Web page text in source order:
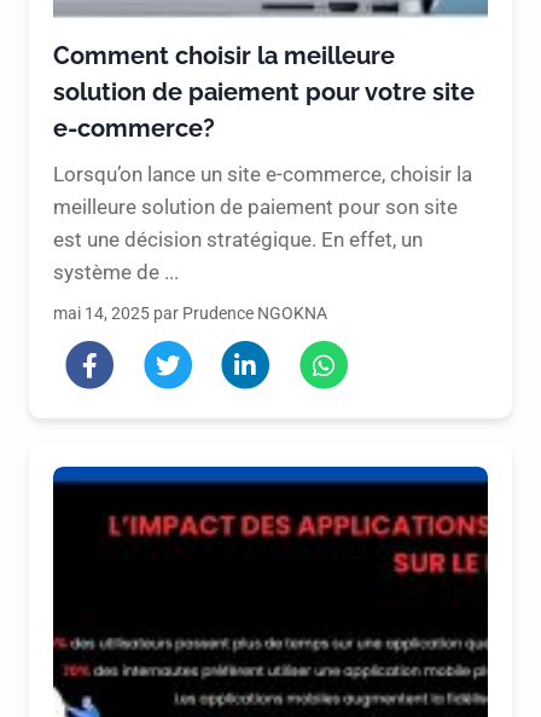
Comment choisir la meilleure
solution de paiement pour votre site
e-commerce?
Lorsqu’on lance un site e-commerce, choisir la
meilleure solution de paiement pour son site
est une décision stratégique. En effet, un
système de ...
mai 14, 2025 par Prudence NGOKNA